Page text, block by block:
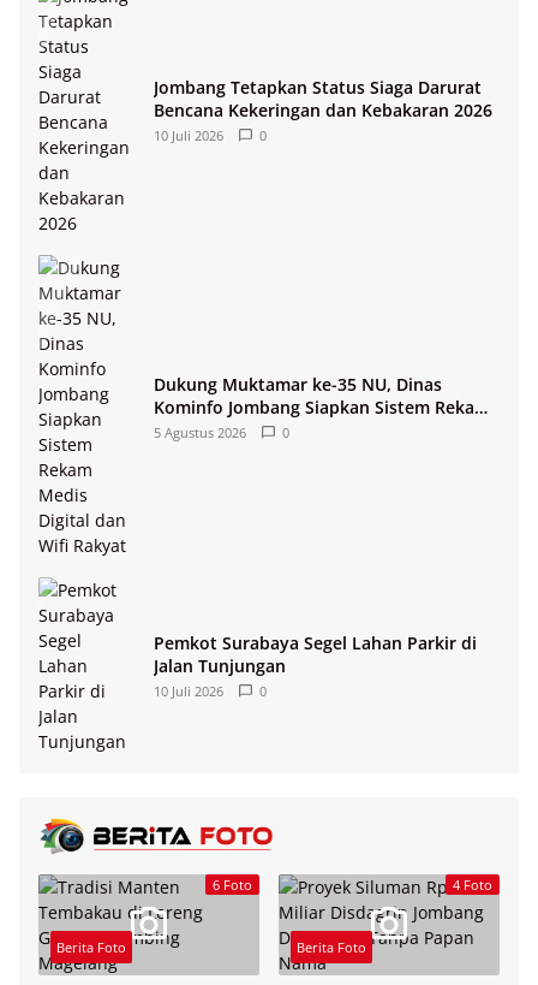
Jombang Tetapkan Status Siaga Darurat
Bencana Kekeringan dan Kebakaran 2026
10 Juli 2026 0
Dukung Muktamar ke-35 NU, Dinas
Kominfo Jombang Siapkan Sistem Rekam
Medis Digital dan Wifi Rakyat
5 Agustus 2026 0
Pemkot Surabaya Segel Lahan Parkir di
Jalan Tunjungan
10 Juli 2026 0
6 Foto
Berita Foto
4 Foto
Berita Foto